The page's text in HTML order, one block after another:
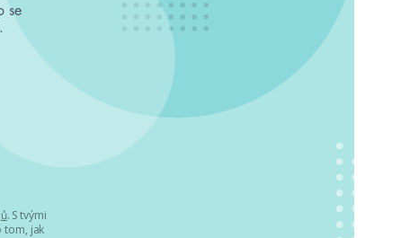
se
. S tvými
tom, jak